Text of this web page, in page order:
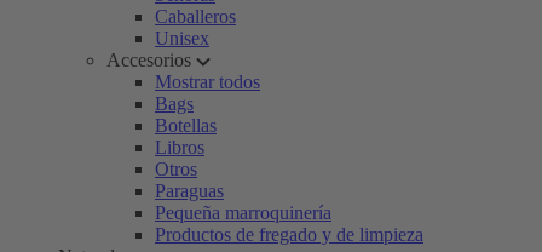
Caballeros
Unisex
Accesorios
Mostrar todos
Bags
Botellas
Libros
Otros
Paraguas
Pequeña marroquinería
Productos de fregado y de limpieza